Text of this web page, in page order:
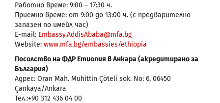
Работно време: 9:00 – 17:30 ч.
Приемно време: от 9:00 до 13:00 ч. (с предварително
запазен по имейл час)
E-mail: Embassy.AddisAbaba@mfa.bg
Website: www.mfa.bg/embassies/ethiopia
Посолство на ФДР Етиопия в Анкара (акредитирано за
България)
Адрес: Oran Mah. Muhittin Çöteli sok. No: 6, 06450
Çankaya/Ankara
Тел.:+90 312 436 04 00